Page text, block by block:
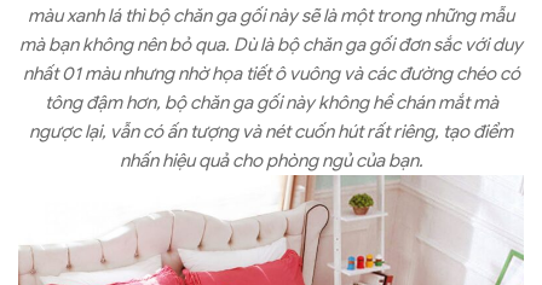
màu xanh lá thì bộ chăn ga gối này sẽ là một trong những mẫu
mà bạn không nên bỏ qua. Dù là bộ chăn ga gối đơn sắc với duy
nhất 01 màu nhưng nhờ họa tiết ô vuông và các đường chéo có
tông đậm hơn, bộ chăn ga gối này không hề chán mắt mà
ngược lại, vẫn có ấn tượng và nét cuốn hút rất riêng, tạo điểm
nhấn hiệu quả cho phòng ngủ của bạn.